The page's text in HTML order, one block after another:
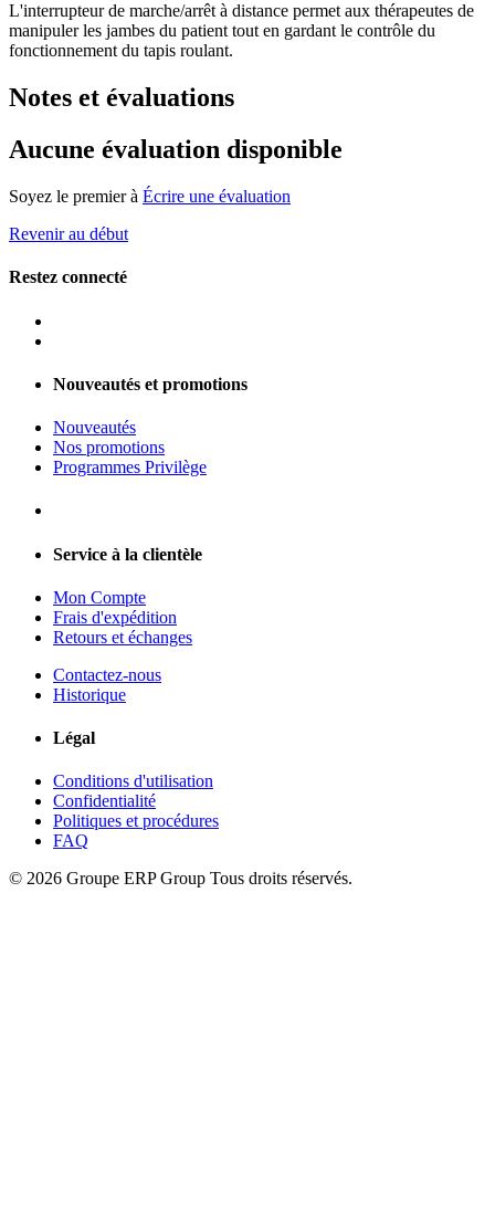
L'interrupteur de marche/arrêt à distance permet aux thérapeutes de
manipuler les jambes du patient tout en gardant le contrôle du
fonctionnement du tapis roulant.
Notes et évaluations
Aucune évaluation disponible
Soyez le premier à Écrire une évaluation
Revenir au début
Restez connecté
Nouveautés et promotions
Nouveautés
Nos promotions
Programmes Privilège
Service à la clientèle
Mon Compte
Frais d'expédition
Retours et échanges
Contactez-nous
Historique
Légal
Conditions d'utilisation
Confidentialité
Politiques et procédures
FAQ
© 2026 Groupe ERP Group Tous droits réservés.